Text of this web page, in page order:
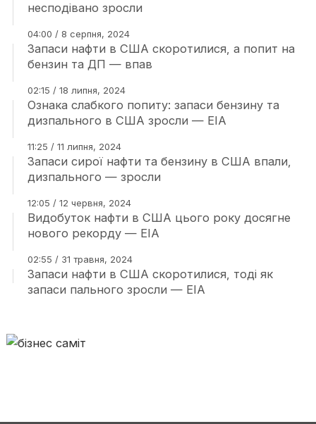
несподівано зросли
04:00 / 8 серпня, 2024
Запаси нафти в США скоротилися, а попит на
бензин та ДП — впав
02:15 / 18 липня, 2024
Ознака слабкого попиту: запаси бензину та
дизпального в США зросли — EIA
11:25 / 11 липня, 2024
Запаси сирої нафти та бензину в США впали,
дизпального — зросли
12:05 / 12 червня, 2024
Видобуток нафти в США цього року досягне
нового рекорду — EIA
02:55 / 31 травня, 2024
Запаси нафти в США скоротилися, тоді як
запаси пального зросли — EIA